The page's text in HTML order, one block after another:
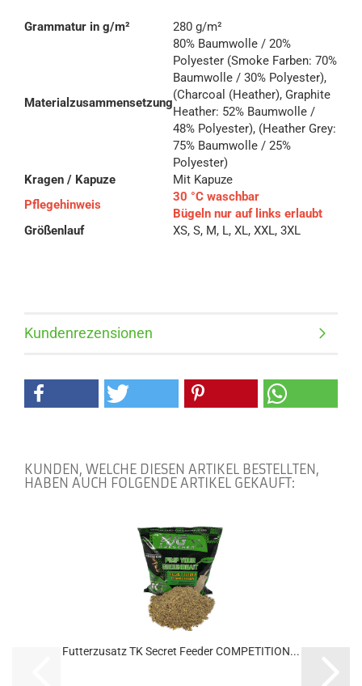
Grammatur in g/m² 280 g/m²
Materialzusammensetzung
80% Baumwolle / 20%
Polyester (Smoke Farben: 70%
Baumwolle / 30% Polyester),
(Charcoal (Heather), Graphite
Heather: 52% Baumwolle /
48% Polyester), (Heather Grey:
75% Baumwolle / 25%
Polyester)
Kragen / Kapuze
Mit Kapuze
Pflegehinweis
30 °C waschbar
Bügeln nur auf links erlaubt
Größenlauf
XS, S, M, L, XL, XXL, 3XL
Kundenrezensionen
KUNDEN, WELCHE DIESEN ARTIKEL BESTELLTEN,
HABEN AUCH FOLGENDE ARTIKEL GEKAUFT:
Futterzusatz TK Secret Feeder COMPETITION...